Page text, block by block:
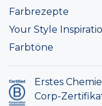
Farbrezepte
Your Style
Farbtöne
Erstes
Corp-